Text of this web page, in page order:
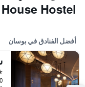
House Hostel
أفضل الفنادق في بوسان
5 نجوم